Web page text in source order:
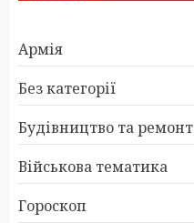
Армія
Без категорії
Будівництво та ремонт
Військова тематика
Гороскоп